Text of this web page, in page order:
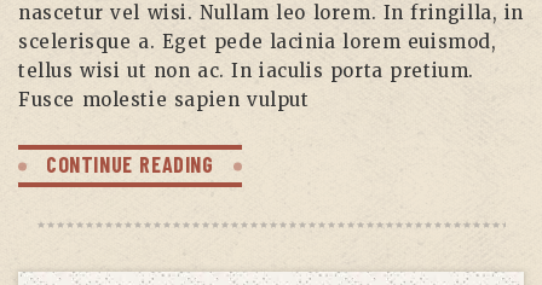
nascetur vel wisi. Nullam leo lorem. In fringilla, in
scelerisque a. Eget pede lacinia lorem euismod,
tellus wisi ut non ac. In iaculis porta pretium.
Fusce molestie sapien vulput
CONTINUE READING